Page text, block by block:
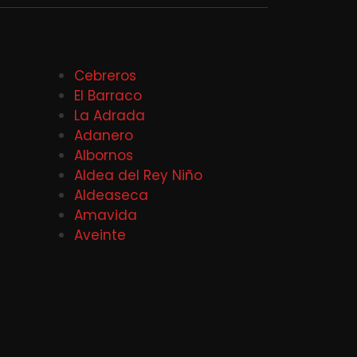
Cebreros
El Barraco
La Adrada
Adanero
Albornos
Aldea del Rey Niño
Aldeaseca
Amavida
Aveinte